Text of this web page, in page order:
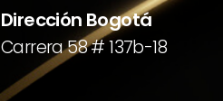
Dirección Bogotá
Carrera 58 # 137b-18